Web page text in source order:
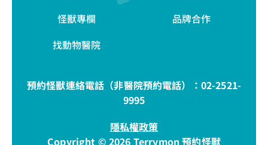
怪獸專欄
找動物醫院
品牌合作
預約怪獸連絡電話（非醫院預約電話）： 02-2521-
9995
隱私權政策
Copyright © 2026 Terrymon 預約怪獸